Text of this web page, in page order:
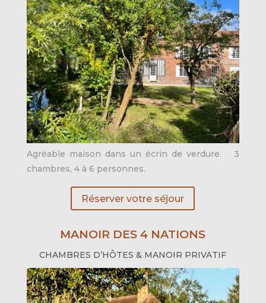
Agréable maison dans un écrin de verdure. 3
chambres, 4 à 6 personnes.
Réserver votre séjour
MANOIR DES 4 NATIONS
CHAMBRES D’HÔTES & MANOIR PRIVATIF